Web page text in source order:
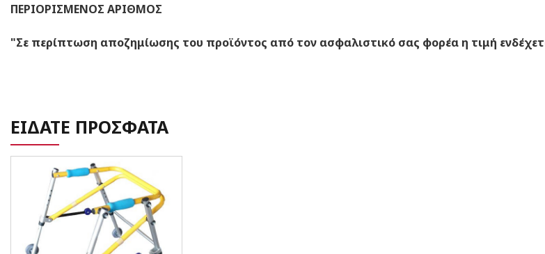
ΠΕΡΙΟΡΙΣΜΕΝΟΣ ΑΡΙΘΜΟΣ
"Σε περίπτωση αποζημίωσης του προϊόντος από τον ασφαλιστικό σας φορέα η τιμή
ΕΙΔΑΤΕ ΠΡΟΣΦΑΤΑ